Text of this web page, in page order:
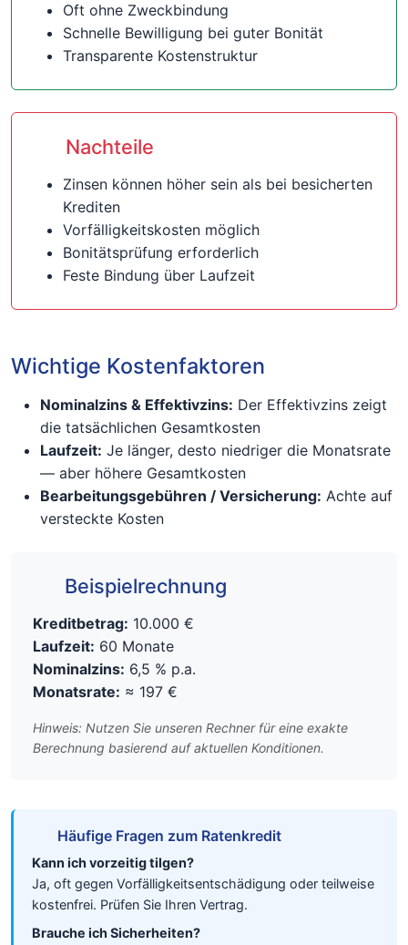
Oft ohne Zweckbindung
Schnelle Bewilligung bei guter Bonität
Transparente Kostenstruktur
Nachteile
Zinsen können höher sein als bei besicherten
Krediten
Vorfälligkeitskosten möglich
Bonitätsprüfung erforderlich
Feste Bindung über Laufzeit
Wichtige Kostenfaktoren
Nominalzins & Effektivzins: Der Effektivzins zeigt
die tatsächlichen Gesamtkosten
Laufzeit: Je länger, desto niedriger die Monatsrate
— aber höhere Gesamtkosten
Bearbeitungsgebühren / Versicherung: Achte auf
versteckte Kosten
Beispielrechnung
Kreditbetrag: 10.000 €
Laufzeit: 60 Monate
Nominalzins: 6,5 % p.a.
Monatsrate: ≈ 197 €
Hinweis: Nutzen Sie unseren Rechner für eine exakte
Berechnung basierend auf aktuellen Konditionen.
Häufige Fragen zum Ratenkredit
Kann ich vorzeitig tilgen?
Ja, oft gegen Vorfälligkeitsentschädigung oder teilweise
kostenfrei. Prüfen Sie Ihren Vertrag.
Brauche ich Sicherheiten?